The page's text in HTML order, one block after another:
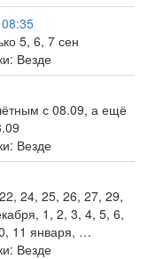
08:35
5, 6, 7 сен
Везде
с 08.09, а ещё
Везде
24, 25, 26, 27, 29,
1, 2, 3, 4, 5, 6,
11 января, …
Везде